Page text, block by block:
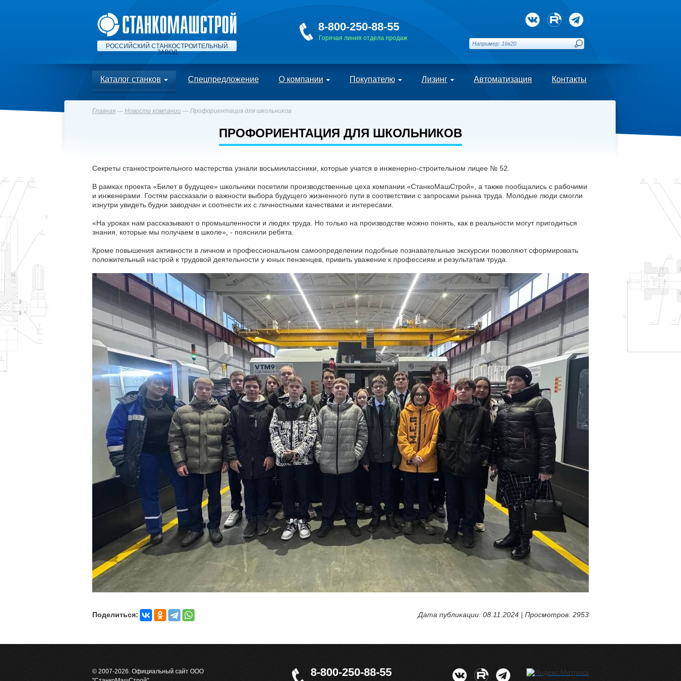
РОССИЙСКИЙ СТАНКОСТРОИТЕЛЬНЫЙ
ЗАВОД
8-800-250-88-55
Горячая линия отдела продаж
Каталог станков Спецпредложение О компании Покупателю Лизинг Автоматизация Контакты
Главная — Новости компании — Профориентация для школьников
ПРОФОРИЕНТАЦИЯ ДЛЯ ШКОЛЬНИКОВ
Секреты станкостроительного мастерства узнали восьмиклассники, которые учатся в инженерно-строительном лицее № 52.
В рамках проекта «Билет в будущее» школьники посетили производственные цеха компании «СтанкоМашСтрой», а также пообщались с рабочими
и инженерами. Гостям рассказали о важности выбора будущего жизненного пути в соответствии с запросами рынка труда. Молодые люди смогли
изнутри увидеть будни заводчан и соотнести их с личностными качествами и интересами.
«На уроках нам рассказывают о промышленности и людях труда. Но только на производстве можно понять, как в реальности могут пригодиться
знания, которые мы получаем в школе», - пояснили ребята.
Кроме повышения активности в личном и профессиональном самоопределении подобные познавательные экскурсии позволяют сформировать
положительный настрой к трудовой деятельности у юных пензенцев, привить уважение к профессиям и результатам труда.
Поделиться: Дата публикации: 08.11.2024 | Просмотров: 2953
© 2007-2026. Официальный сайт ООО
8-800-250-88-55